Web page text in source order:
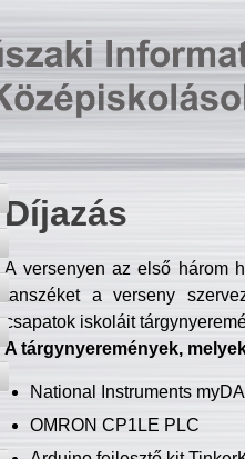
Díjazás
A versenyen az első három
tanszéket a verseny
csapatok iskoláit
A tárgynyeremények,
National Instruments
OMRON CP1LE PLC